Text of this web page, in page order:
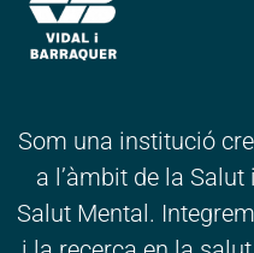
Som una institució
a l’àmbit de la
Salut Mental.